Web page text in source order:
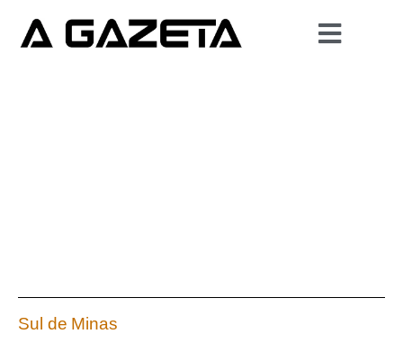
Sul de Minas